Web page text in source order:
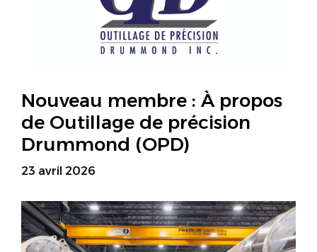
Nouveau membre : À propos
de Outillage de précision
Drummond (OPD)
23 avril 2026